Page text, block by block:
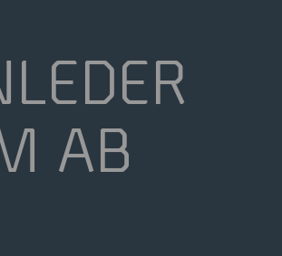
Pressmeddelanden
AB